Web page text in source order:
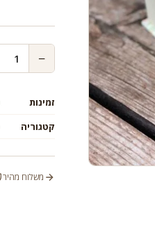
−
זמינות
קטגוריה
משלוח מהיר